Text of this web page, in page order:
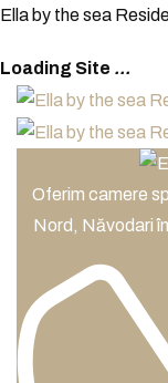
E a by thesea Resid
Loading Site ...
Oferim camere
Nord, Năvodari